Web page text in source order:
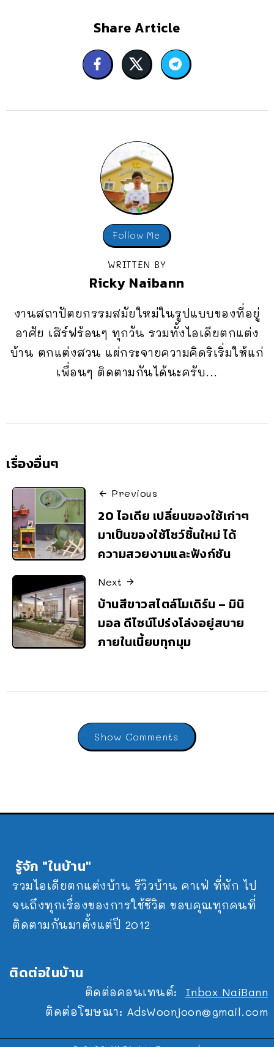
Share Article
Follow Me
WRITTEN BY
Ricky Naibann
งานสถาปัตยกรรมสมัยใหม่ในรูปแบบของที่อยู่
อาศัย เสิร์ฟร้อนๆ ทุกวัน รวมทั้งไอเดียตกแต่ง
บ้าน ตกแต่งสวน แผ่กระจายความคิดริเริ่มให้แก่
เพื่อนๆ ติดตามกันได้นะครับ...
เรื่องอื่นๆ
Previous
20 ไอเดีย เปลี่ยนของใช้เก่าๆ
มาเป็นของใช้โชว์ชิ้นใหม่ ได้
ความสวยงามและฟังก์ชัน
Next
บ้านสีขาวสไตล์โมเดิร์น – มินิ
มอล ดีไซน์โปร่งโล่งอยู่สบาย
ภายในเนี้ยบทุกมุม
Show Comments
รู้จัก "ในบ้าน"
รวมไอเดียตกแต่งบ้าน รีวิวบ้าน คาเฟ่ ที่พัก ไป
จนถึงทุกเรื่องของการใช้ชีวิต ขอบคุณทุกคนที่
ติดตามกันมาตั้งแต่ปี 2012
ติดต่อในบ้าน
ติดต่อคอนเทนต์: Inbox NaiBann
ติดต่อโฆษณา: AdsWoonjoon@gmail.com